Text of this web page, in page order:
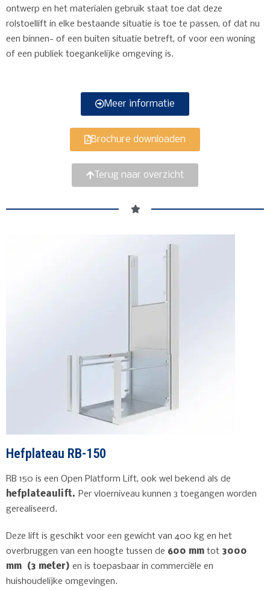
ontwerp en het materialen gebruik staat toe dat deze
rolstoellift in elke bestaande situatie is toe te passen, of dat nu
een binnen- of een buiten situatie betreft, of voor een woning
of een publiek toegankelijke omgeving is.
Meer informatie
Brochure downloaden
Terug naar overzicht
Hefplateau RB-150
RB 150 is een Open Platform Lift, ook wel bekend als de
hefplateaulift. Per vloerniveau kunnen 3 toegangen worden
gerealiseerd.
Deze lift is geschikt voor een gewicht van 400 kg en het
overbruggen van een hoogte tussen de 600 mm tot 3000
mm (3 meter) en is toepasbaar in commerciële en
huishoudelijke omgevingen.